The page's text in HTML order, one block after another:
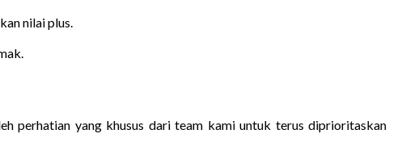
nilai plus.
perhatian yang khusus dari team kami untuk terus diprioritaskan